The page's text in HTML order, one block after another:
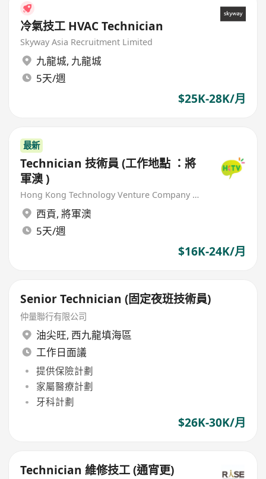
冷氣技工 HVAC Technician
Skyway Asia Recruitment Limited
九龍城, 九龍城
5天/週
$25K-28K/月
最新
Technician 技術員 (工作地點 ：將
軍澳 )
Hong Kong Technology Venture Company Limited(HKTV)
西貢, 將軍澳
5天/週
$16K-24K/月
Senior Technician (固定夜班技術員)
仲量聯行有限公司
油尖旺, 西九龍填海區
工作日面議
提供保險計劃
家屬醫療計劃
牙科計劃
$26K-30K/月
Technician 維修技工 (通宵更)